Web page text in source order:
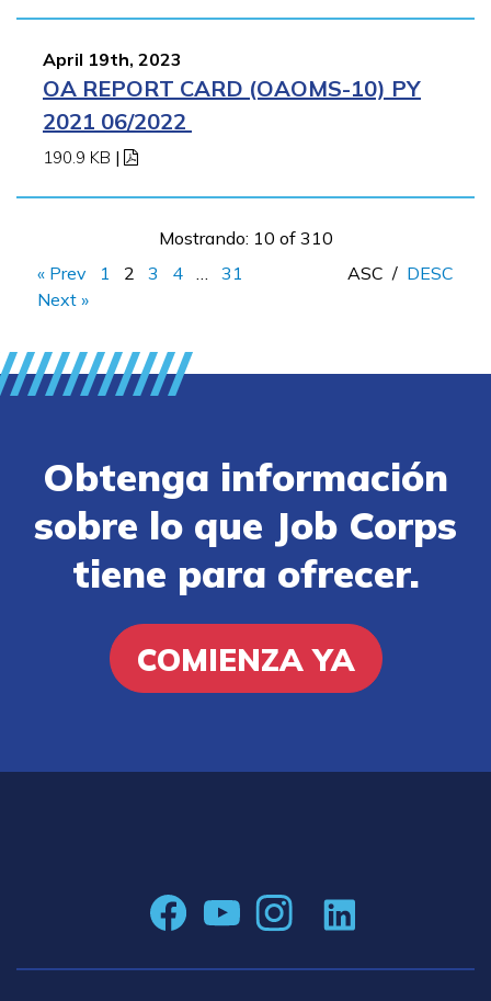
April 19th, 2023
OA REPORT CARD (OAOMS-10) PY
2021 06/2022
190.9 KB |
Mostrando: 10 of 310
« Prev
1 2 3 4
31
Next »
ASC / DESC
Obtenga información
sobre lo que Job Corps
tiene para ofrecer.
COMIENZA YA